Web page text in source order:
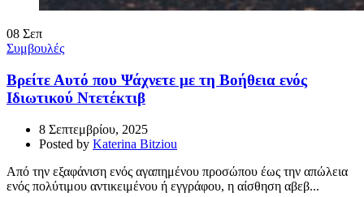
08 Σεπ
Συμβουλές
Βρείτε Αυτό που Ψάχνετε με τη Βοήθεια ενός
Ιδιωτικού Ντετέκτιβ
8 Σεπτεμβρίου, 2025
Posted by Katerina Bitziou
Από την εξαφάνιση ενός αγαπημένου προσώπου έως την απώλεια
ενός πολύτιμου αντικειμένου ή εγγράφου, η αίσθηση αβεβ...